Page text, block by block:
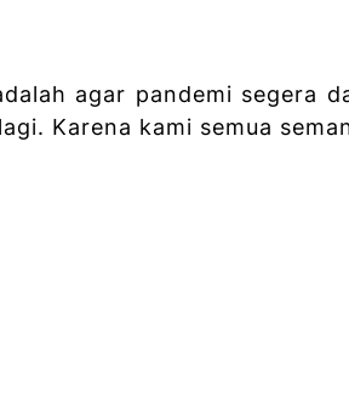
agar pandemi segera
Karena kami semua